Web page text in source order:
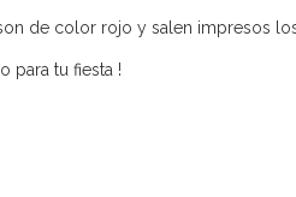
de color rojo y salen impresos los
para tu fiesta !